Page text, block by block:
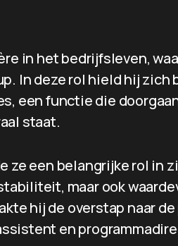
in het bedrijfsleven,
In deze rol hield hij zich
een functie die
staat.
ze een belangrijke rol in
maar ook
hij de overstap naar
en